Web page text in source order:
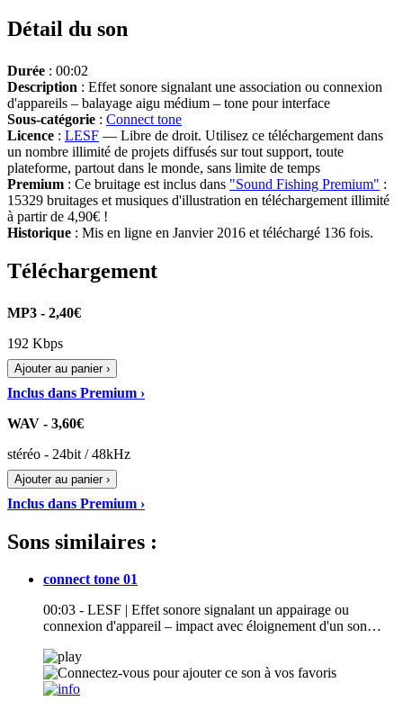
Détail du son
Durée : 00:02
Description : Effet sonore signalant une association ou connexion
d'appareils – balayage aigu médium – tone pour interface
Sous-catégorie : Connect tone
Licence : LESF — Libre de droit. Utilisez ce téléchargement dans
un nombre illimité de projets diffusés sur tout support, toute
plateforme, partout dans le monde, sans limite de temps
Premium : Ce bruitage est inclus dans "Sound Fishing Premium" :
15329 bruitages et musiques d'illustration en téléchargement illimité
à partir de 4,90€ !
Historique : Mis en ligne en Janvier 2016 et téléchargé 136 fois.
Téléchargement
MP3 - 2,40€
192 Kbps
Ajouter au panier ›
Inclus dans Premium ›
WAV - 3,60€
stéréo - 24bit / 48kHz
Ajouter au panier ›
Inclus dans Premium ›
Sons similaires :
connect tone 01
00:03 - LESF | Effet sonore signalant un appairage ou
connexion d'appareil – impact avec éloignement d'un son…